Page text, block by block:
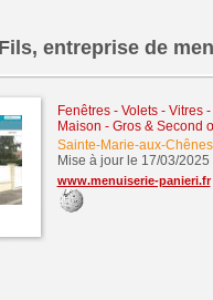
entreprise de
Fenêtres - Volets - Vitres
Maison - Gros & Second
Sainte-Marie-aux-Chênes
Mise à jour le 17/03/2025
www.menuiserie-panieri.fr